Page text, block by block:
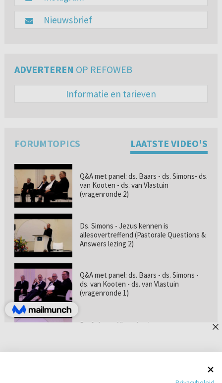
Nieuwsbrief
ADVERTEREN OP REFOWEB
Informatie en tarieven
FORUMTOPICS LAATSTE VIDEO'S
Q&A met panel: ds. Baars - ds. Simons- ds.
van Kooten - ds. van Vlastuin
(vragenronde 2)
Ds. Simons - Jezus kennen is
allesovertreffend (Pastorale Questions &
Answers lezing 2)
Q&A met panel: ds. Baars - ds. Simons -
ds. van Kooten - ds. van Vlastuin
(vragenronde 1)
Prof. dr. van Vlastuin - Is